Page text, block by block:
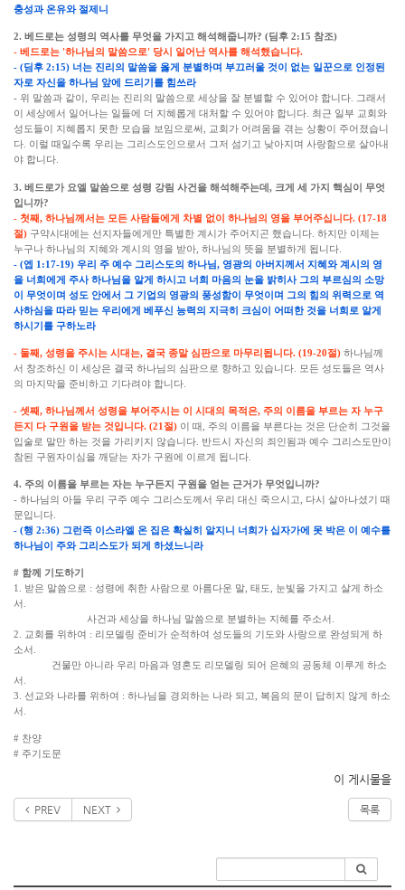
충성과 온유와 절제니
2. 베드로는 성령의 역사를 무엇을 가지고 해석해줍니까? (딤후 2:15 참조)
- 베드로는 '하나님의 말씀으로' 당시 일어난 역사를 해석했습니다.
- (딤후 2:15) 너는 진리의 말씀을 옳게 분별하며 부끄러울 것이 없는 일꾼으로 인정된
자로 자신을 하나님 앞에 드리기를 힘쓰라
- 위 말씀과 같이, 우리는 진리의 말씀으로 세상을 잘 분별할 수 있어야 합니다. 그래서
이 세상에서 일어나는 일들에 더 지혜롭게 대처할 수 있어야 합니다. 최근 일부 교회와
성도들이 지혜롭지 못한 모습을 보임으로써, 교회가 어려움을 겪는 상황이 주어졌습니
다. 이럴 때일수록 우리는 그리스도인으로서 그저 섬기고 낮아지며 사랑함으로 살아내
야 합니다.
3. 베드로가 요엘 말씀으로 성령 강림 사건을 해석해주는데, 크게 세 가지 핵심이 무엇
입니까?
- 첫째, 하나님께서는 모든 사람들에게 차별 없이 하나님의 영을 부어주십니다. (17-18
절) 구약시대에는 선지자들에게만 특별한 계시가 주어지곤 했습니다. 하지만 이제는
누구나 하나님의 지혜와 계시의 영을 받아, 하나님의 뜻을 분별하게 됩니다.
- (엡 1:17-19) 우리 주 예수 그리스도의 하나님, 영광의 아버지께서 지혜와 계시의 영
을 너희에게 주사 하나님을 알게 하시고 너희 마음의 눈을 밝히사 그의 부르심의 소망
이 무엇이며 성도 안에서 그 기업의 영광의 풍성함이 무엇이며 그의 힘의 위력으로 역
사하심을 따라 믿는 우리에게 베푸신 능력의 지극히 크심이 어떠한 것을 너희로 알게
하시기를 구하노라
- 둘째, 성령을 주시는 시대는, 결국 종말 심판으로 마무리됩니다. (19-20절) 하나님께
서 창조하신 이 세상은 결국 하나님의 심판으로 향하고 있습니다. 모든 성도들은 역사
의 마지막을 준비하고 기다려야 합니다.
- 셋째, 하나님께서 성령을 부어주시는 이 시대의 목적은, 주의 이름을 부르는 자 누구
든지 다 구원을 받는 것입니다. (21절) 이 때, 주의 이름을 부른다는 것은 단순히 그것을
입술로 말만 하는 것을 가리키지 않습니다. 반드시 자신의 죄인됨과 예수 그리스도만이
참된 구원자이심을 깨닫는 자가 구원에 이르게 됩니다.
4. 주의 이름을 부르는 자는 누구든지 구원을 얻는 근거가 무엇입니까?
- 하나님의 아들 우리 구주 예수 그리스도께서 우리 대신 죽으시고, 다시 살아나셨기 때
문입니다.
- (행 2:36) 그런즉 이스라엘 온 집은 확실히 알지니 너희가 십자가에 못 박은 이 예수를
하나님이 주와 그리스도가 되게 하셨느니라
# 함께 기도하기
1. 받은 말씀으로 : 성령에 취한 사람으로 아름다운 말, 태도, 눈빛을 가지고 살게 하소
서.
사건과 세상을 하나님 말씀으로 분별하는 지혜를 주소서.
2. 교회를 위하여 : 리모델링 준비가 순적하여 성도들의 기도와 사랑으로 완성되게 하
소서.
건물만 아니라 우리 마음과 영혼도 리모델링 되어 은혜의 공동체 이루게 하소
서.
3. 선교와 나라를 위하여 : 하나님을 경외하는 나라 되고, 복음의 문이 답히지 않게 하소
서.
# 찬양
# 주기도문
이 게시물을
PREV NEXT 목록